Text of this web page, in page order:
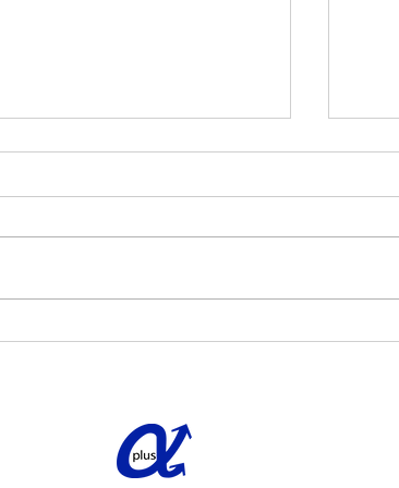
夏季休業のお知らせ
平素より格別のご愛顧いただき厚
きます。 夏季休業：2025年8月